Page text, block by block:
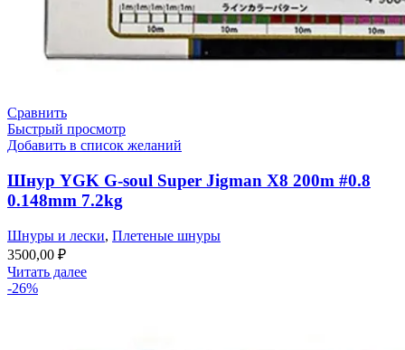
Сравнить
Быстрый просмотр
Добавить в список желаний
Шнур YGK G-soul Super Jigman X8 200m #0.8
0.148mm 7.2kg
Шнуры и лески, Плетеные шнуры
3500,00 ₽
Читать далее
-26%